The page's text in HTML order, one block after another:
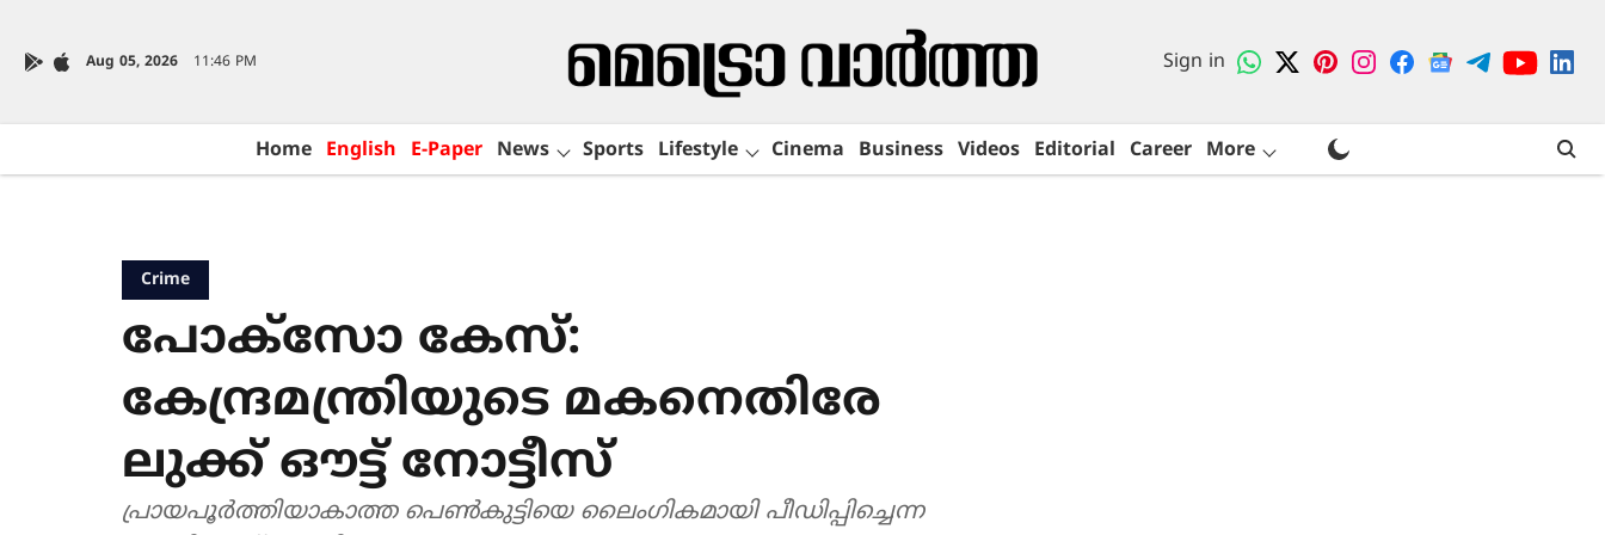
Aug 05, 2026 11:46 PM Sign in
Home English E-Paper News Sports Lifestyle Cinema Business Videos Editorial Career More
Crime
പോക്സോ കേസ്:
കേന്ദ്രമന്ത്രിയുടെ മകനെതിരേ
ലുക്ക് ഔട്ട് നോട്ടീസ്
പ്രായപൂർത്തിയാകാത്ത പെൺകുട്ടിയെ ലൈംഗികമായി പീഡിപ്പിച്ചെന്ന